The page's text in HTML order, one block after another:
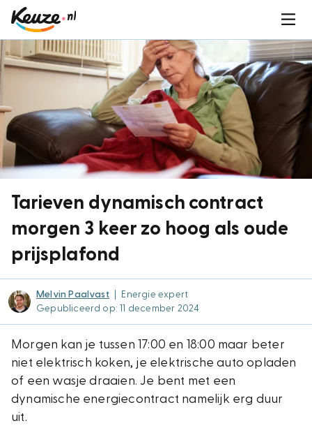
Tarieven dynamisch contract
morgen 3 keer zo hoog als oude
prijsplafond
Melvin Paalvast
Energie expert
Gepubliceerd op: 11 december 2024
Morgen kan je tussen 17:00 en 18:00 maar beter
niet elektrisch koken, je elektrische auto opladen
of een wasje draaien. Je bent met een
dynamische energiecontract namelijk erg duur
uit.